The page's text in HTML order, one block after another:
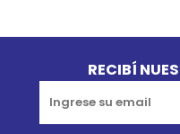
RECIBÍ